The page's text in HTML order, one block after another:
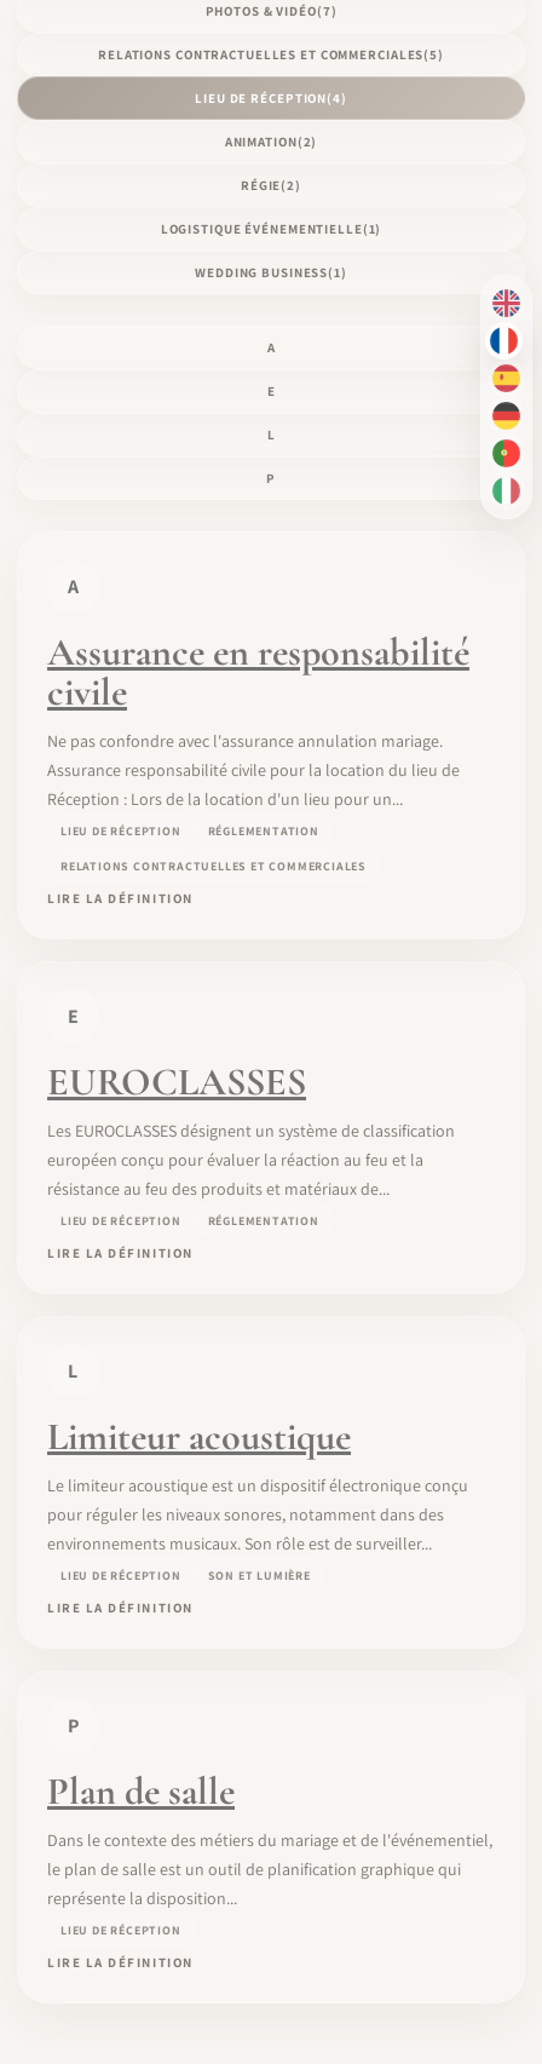
EN
FR
ES
DE
PT-
IT
PHOTOS & VIDÉO(7)
RELATIONS CONTRACTUELLES ET COMMERCIALES(5)
LIEU DE RÉCEPTION(4)
ANIMATION(2)
RÉGIE(2)
LOGISTIQUE ÉVÉNEMENTIELLE(1)
WEDDING BUSINESS(1)
A
E
L
P
A
Assurance en responsabilité
civile
Ne pas confondre avec l'assurance annulation mariage.
Assurance responsabilité civile pour la location du lieu de
Réception : Lors de la location d'un lieu pour un...
LIEU DE RÉCEPTION RÉGLEMENTATION
RELATIONS CONTRACTUELLES ET COMMERCIALES
LIRE LA DÉFINITION
E
EUROCLASSES
Les EUROCLASSES désignent un système de classification
européen conçu pour évaluer la réaction au feu et la
résistance au feu des produits et matériaux de...
LIEU DE RÉCEPTION RÉGLEMENTATION
LIRE LA DÉFINITION
L
Limiteur acoustique
Le limiteur acoustique est un dispositif électronique conçu
pour réguler les niveaux sonores, notamment dans des
environnements musicaux. Son rôle est de surveiller...
LIEU DE RÉCEPTION SON ET LUMIÈRE
LIRE LA DÉFINITION
P
Plan de salle
Dans le contexte des métiers du mariage et de l'événementiel,
le plan de salle est un outil de planification graphique qui
représente la disposition...
LIEU DE RÉCEPTION
LIRE LA DÉFINITION